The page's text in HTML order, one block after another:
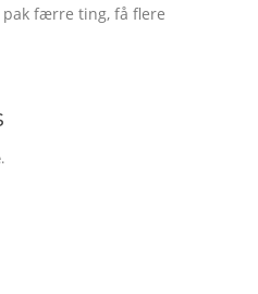
færre ting, få flere